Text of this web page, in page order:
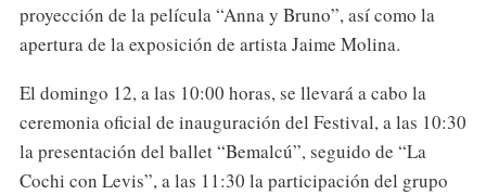
proyección de la película “Anna y Bruno”, así como la
apertura de la exposición de artista Jaime Molina.
El domingo 12, a las 10:00 horas, se llevará a cabo la
ceremonia oficial de inauguración del Festival, a las 10:30
la presentación del ballet “Bemalcú”, seguido de “La
Cochi con Levis”, a las 11:30 la participación del grupo